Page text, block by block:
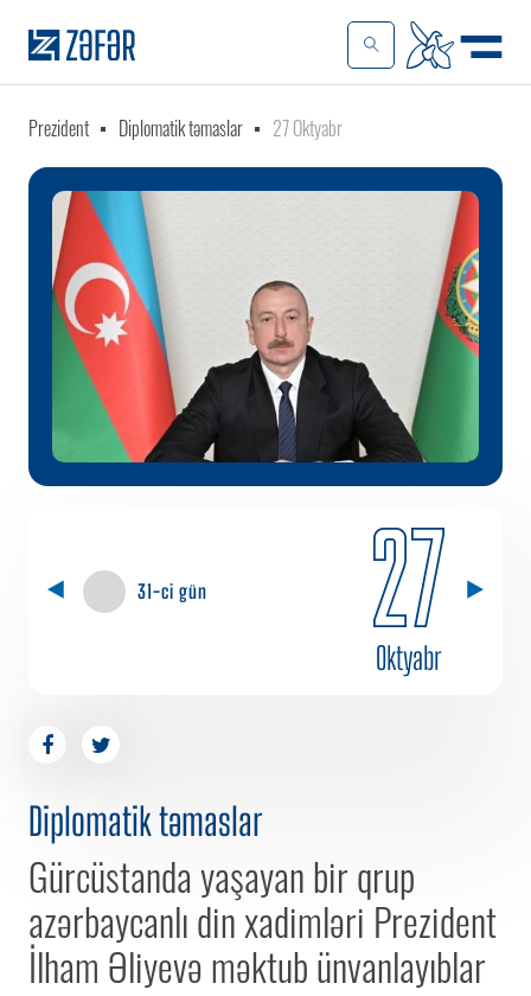
Prezident Diplomatik təmaslar 27 Oktyabr
31-ci gün 27
Oktyabr
Diplomatik təmaslar
Gürcüstanda yaşayan bir qrup
azərbaycanlı din xadimləri Prezident
İlham Əliyevə məktub ünvanlayıblar